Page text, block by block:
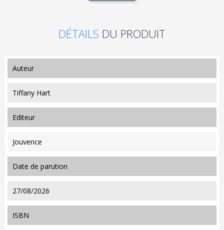
DÉTAILS DU PRODUIT
auteur
Tiffany Hart
editeur
Jouvence
date de parution
27/08/2026
ISBN